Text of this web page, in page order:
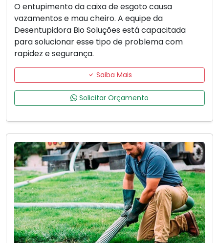
O entupimento da caixa de esgoto causa
vazamentos e mau cheiro. A equipe da
Desentupidora Bio Soluções está capacitada
para solucionar esse tipo de problema com
rapidez e segurança.
Saiba Mais
Solicitar Orçamento